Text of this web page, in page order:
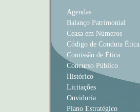
Agendas
Balanço Patrimonial
Ceasa em Números
Código de Conduta Ética
Comissão de Ética
Concurso Público
Histórico
Licitações
Ouvidoria
Plano Estratégico